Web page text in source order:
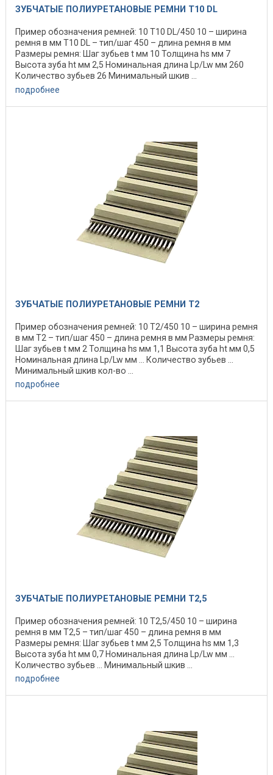
ЗУБЧАТЫЕ ПОЛИУРЕТАНОВЫЕ РЕМНИ T10 DL
Пример обозначения ремней: 10 Т10 DL/450 10 – ширина
ремня в мм Т10 DL – тип/шаг 450 – длина ремня в мм
Размеры ремня: Шаг зубьев t мм 10 Толщина hs мм 7
Высота зуба ht мм 2,5 Номинальная длина Lp/Lw мм 260
Количество зубьев 26 Минимальный шкив ...
подробнее
ЗУБЧАТЫЕ ПОЛИУРЕТАНОВЫЕ РЕМНИ T2
Пример обозначения ремней: 10 Т2/450 10 – ширина ремня
в мм Т2 – тип/шаг 450 – длина ремня в мм Размеры ремня:
Шаг зубьев t мм 2 Толщина hs мм 1,1 Высота зуба ht мм 0,5
Номинальная длина Lp/Lw мм ... Количество зубьев ...
Минимальный шкив кол-во ...
подробнее
ЗУБЧАТЫЕ ПОЛИУРЕТАНОВЫЕ РЕМНИ T2,5
Пример обозначения ремней: 10 Т2,5/450 10 – ширина
ремня в мм Т2,5 – тип/шаг 450 – длина ремня в мм
Размеры ремня: Шаг зубьев t мм 2,5 Толщина hs мм 1,3
Высота зуба ht мм 0,7 Номинальная длина Lp/Lw мм ...
Количество зубьев ... Минимальный шкив ...
подробнее